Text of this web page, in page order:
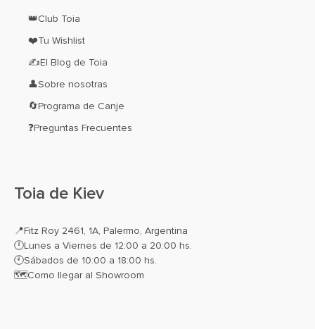
👑Club Toia
❤️Tu Wishlist
✍El Blog de Toia
👤Sobre nosotras
🔄Programa de Canje
❓Preguntas Frecuentes
Toia de Kiev
📍Fitz Roy 2461, 1A, Palermo, Argentina
🕛Lunes a Viernes de 12:00 a 20:00 hs.
🕙Sábados de 10:00 a 18:00 hs.
🗺️Como llegar al Showroom